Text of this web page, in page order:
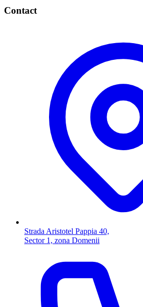
Contact
Strada Aristotel Pappia 40,
Sector 1, zona Domenii